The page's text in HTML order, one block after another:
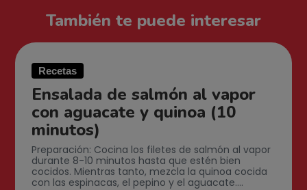
También te puede interesar
Recetas
Ensalada de salmón al vapor
con aguacate y quinoa (10
minutos)
Preparación: Cocina los filetes de salmón al vapor
durante 8-10 minutos hasta que estén bien
cocidos. Mientras tanto, mezcla la quinoa cocida
con las espinacas, el pepino y el aguacate.…